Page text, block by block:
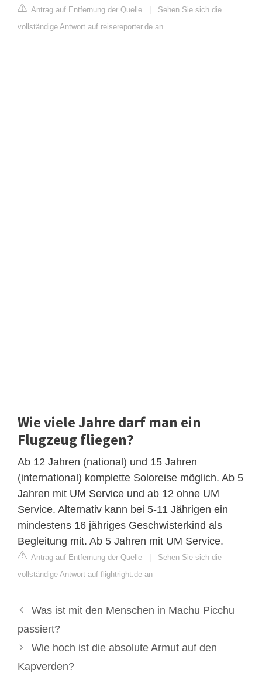
Antrag auf Entfernung der Quelle | Sehen Sie sich die
vollständige Antwort auf reisereporter.de an
Wie viele Jahre darf man ein
Flugzeug fliegen?
Ab 12 Jahren (national) und 15 Jahren
(international) komplette Soloreise möglich. Ab 5
Jahren mit UM Service und ab 12 ohne UM
Service. Alternativ kann bei 5-11 Jährigen ein
mindestens 16 jähriges Geschwisterkind als
Begleitung mit. Ab 5 Jahren mit UM Service.
Antrag auf Entfernung der Quelle | Sehen Sie sich die
vollständige Antwort auf flightright.de an
Was ist mit den Menschen in Machu Picchu
passiert?
Wie hoch ist die absolute Armut auf den
Kapverden?